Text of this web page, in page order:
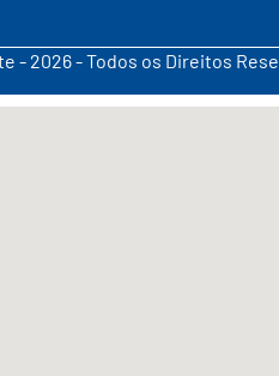
- 2026 - Todos os Direitos